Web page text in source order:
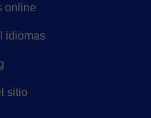
online
idiomas
sitio